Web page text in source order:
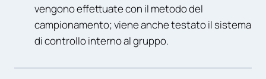
vengono effettuate con il metodo del
campionamento; viene anche testato il sistema
di controllo interno al gruppo.